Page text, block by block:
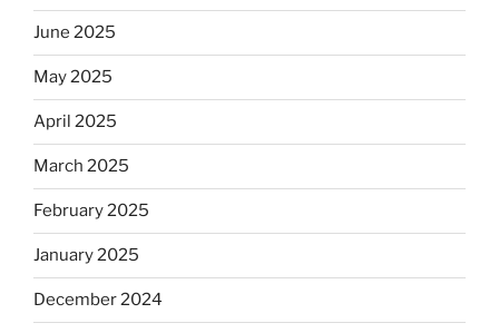
June 2025
May 2025
April 2025
March 2025
February 2025
January 2025
December 2024